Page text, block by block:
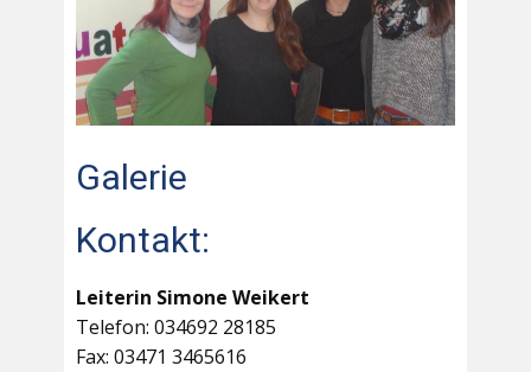
Galerie
Kontakt:
Leiterin Simone Weikert
Telefon: 034692 28185
Fax: 03471 3465616